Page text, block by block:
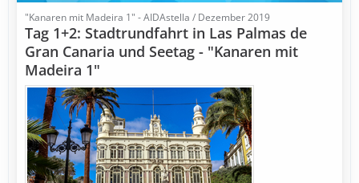
"Kanaren mit Madeira 1" - AIDAstella / Dezember 2019
Tag 1+2: Stadtrundfahrt in Las Palmas de
Gran Canaria und Seetag - "Kanaren mit
Madeira 1"